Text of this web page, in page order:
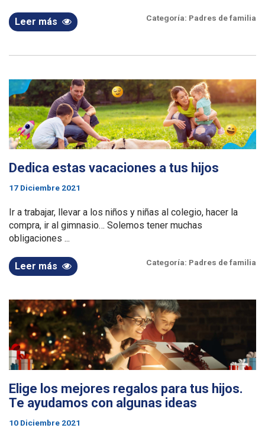
Leer más Categoría: Padres de familia
Dedica estas vacaciones a tus hijos
17 Diciembre 2021
Ir a trabajar, llevar a los niños y niñas al colegio, hacer la
compra, ir al gimnasio… Solemos tener muchas
obligaciones ...
Leer más Categoría: Padres de familia
Elige los mejores regalos para tus hijos.
Te ayudamos con algunas ideas
10 Diciembre 2021